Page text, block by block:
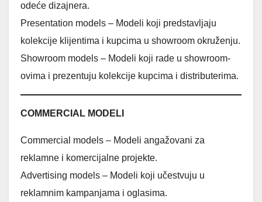
odeće dizajnera.
Presentation models – Modeli koji predstavljaju
kolekcije klijentima i kupcima u showroom okruženju.
Showroom models – Modeli koji rade u showroom-
ovima i prezentuju kolekcije kupcima i distributerima.
COMMERCIAL MODELI
Commercial models – Modeli angažovani za
reklamne i komercijalne projekte.
Advertising models – Modeli koji učestvuju u
reklamnim kampanjama i oglasima.